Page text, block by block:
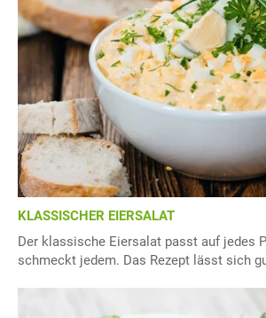
KLASSISCHER EIERSALAT
Der klassische Eiersalat passt auf jedes
schmeckt jedem. Das Rezept lässt sich